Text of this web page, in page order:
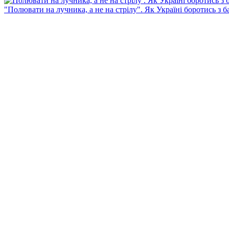
"Полювати на лучника, а не на стрілу". Як Україні боротись з